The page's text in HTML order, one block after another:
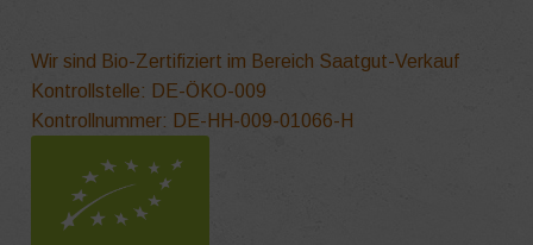
Wir sind Bio-Zertifiziert im Bereich Saatgut-Verkauf
Kontrollstelle: DE-ÖKO-009
Kontrollnummer: DE-HH-009-01066-H